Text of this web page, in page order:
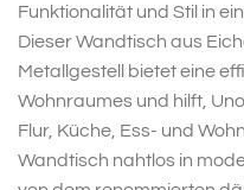
Funktionalität und Stil in
Dieser Wandtisch aus
Metallgestell bietet eine
Wohnraumes und hilft,
Flur, Küche, Ess- und
Wandtisch nahtlos in